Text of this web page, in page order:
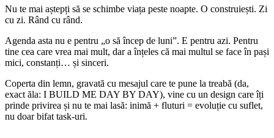
Nu te mai aștepți să se schimbe viața peste noapte. O construiești. Zi
cu zi. Rând cu rând.
Agenda asta nu e pentru „o să încep de luni”. E pentru azi. Pentru
tine cea care vrea mai mult, dar a înțeles că mai multul se face în pași
mici, constanți… și sinceri.
Coperta din lemn, gravată cu mesajul care te pune la treabă (da,
exact ăla: I BUILD ME DAY BY DAY), vine cu un design care îți
prinde privirea și nu te mai lasă: inimă + fluturi = evoluție cu suflet,
nu doar bifat task-uri.